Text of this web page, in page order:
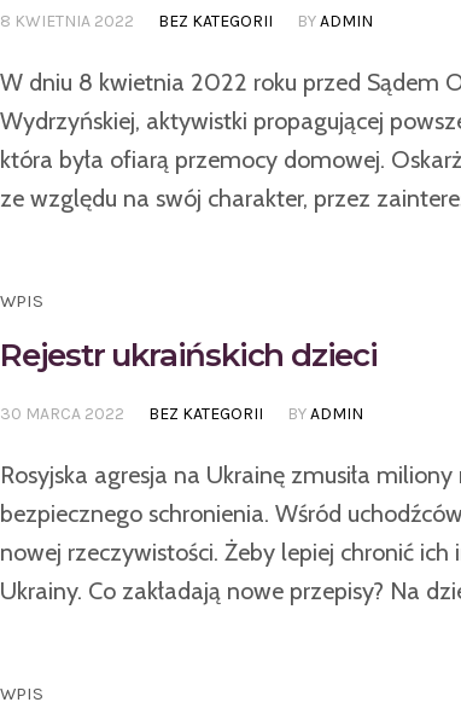
8 KWIETNIA 2022 BEZ KATEGORII BYADMIN
W dniu 8 kwietnia 2022 roku przed Sądem
Wydrzyńskiej, aktywistki propagującej
która była ofiarą przemocy domowej.
ze względu na swój charakter, przez
WPIS
Rejestr ukraińskich dzieci
30 MARCA 2022 BEZ KATEGORII BYADMIN
Rosyjska agresja na Ukrainę zmusiła
bezpiecznego schronienia. Wśród
nowej rzeczywistości. Żeby lepiej chronić
Ukrainy. Co zakładają nowe przepisy? Na
WPIS